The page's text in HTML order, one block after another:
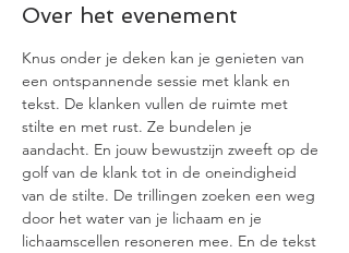
Over het evenement
Knus onder je deken kan je genieten van
een ontspannende sessie met klank en
tekst. De klanken vullen de ruimte met
stilte en met rust. Ze bundelen je
aandacht. En jouw bewustzijn zweeft op de
golf van de klank tot in de oneindigheid
van de stilte. De trillingen zoeken een weg
door het water van je lichaam en je
lichaamscellen resoneren mee. En de tekst